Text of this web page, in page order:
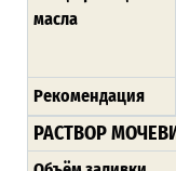
масла
Рекомендация
РАСТВОР